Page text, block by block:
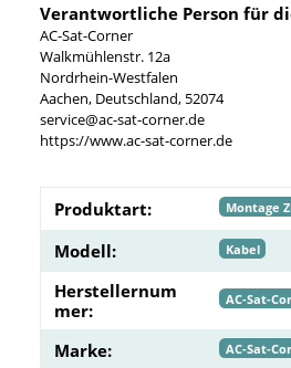
Verantwortliche Person für
AC-Sat-Corner
Walkmühlenstr. 12a
Nordrhein-Westfalen
Aachen, Deutschland, 52074
service@ac-sat-corner.de
https://www.ac-sat-corner.de
Produktart: Montage
Modell: Kabel
Herstellernum
mer:
AC-Sat-
Marke: AC-Sat-